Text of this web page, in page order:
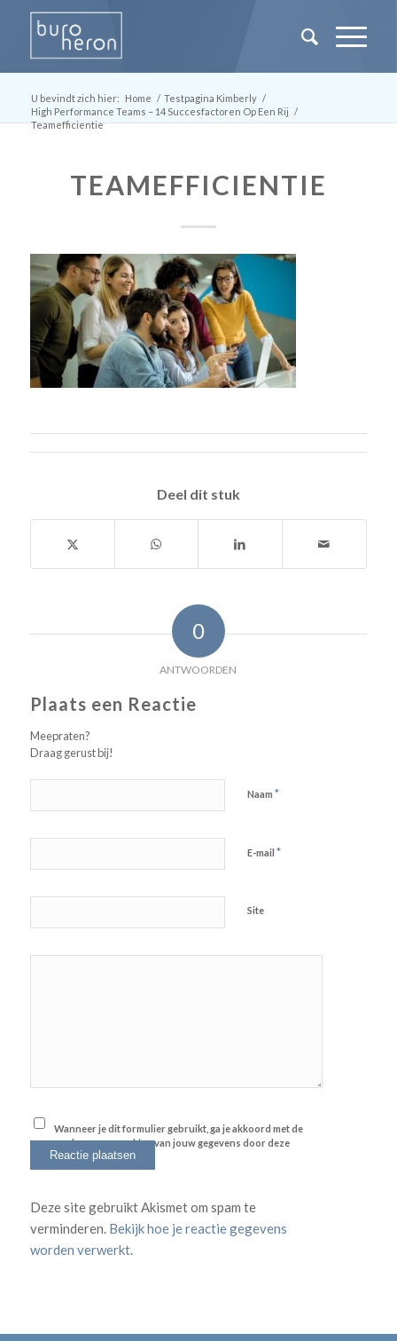
U bevindt zich hier: Home / Testpagina Kimberly /
High Performance Teams – 14 Succesfactoren Op Een Rij /
Teamefficientie
TEAMEFFICIENTIE
Deel dit stuk
0
ANTWOORDEN
Plaats een Reactie
Meepraten?
Draag gerust bij!
Naam *
E-mail *
Site
Wanneer je dit formulier gebruikt, ga je akkoord met de
opslag en verwerking van jouw gegevens door deze
website.*
Deze site gebruikt Akismet om spam te
verminderen. Bekijk hoe je reactie gegevens
worden verwerkt.